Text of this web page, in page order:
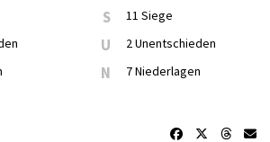
S 11 Siege
U 2 Unentschieden
N 7 Niederlagen